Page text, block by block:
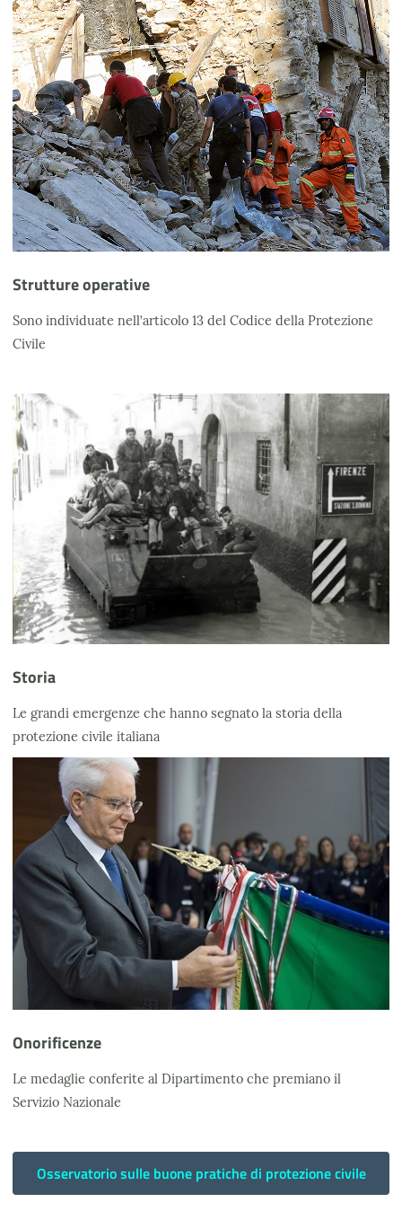
Strutture operative
Sono individuate nell’articolo 13 del Codice della Protezione
Civile
Storia
Le grandi emergenze che hanno segnato la storia della
protezione civile italiana
Onorificenze
Le medaglie conferite al Dipartimento che premiano il
Servizio Nazionale
Osservatorio sulle buone pratiche di protezione civile